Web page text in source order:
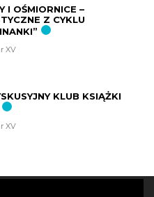
I OŚMIORNICE –
Z CYKLU
XV
KLUB KSIĄŻKI
XV